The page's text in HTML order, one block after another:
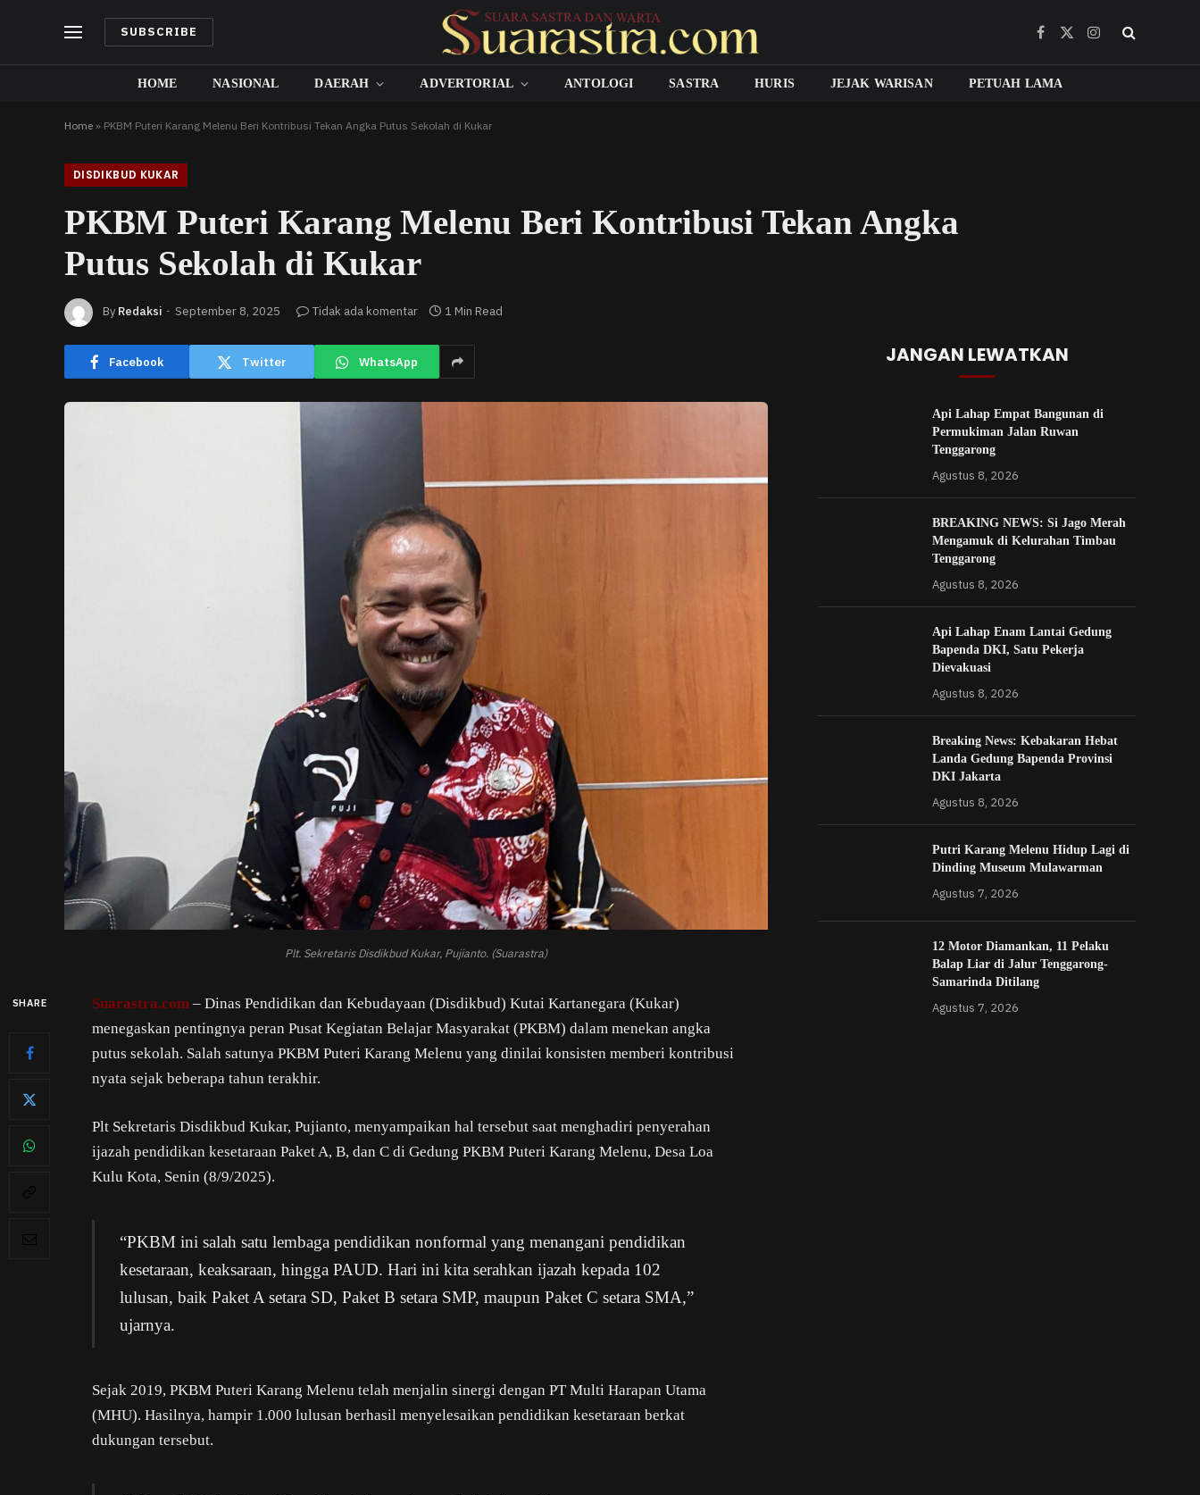
SUBSCRIBE Facebook
X
Instagram
HOME NASIONAL DAERAH ADVERTORIAL ANTOLOGI SASTRA HURIS JEJAK WARISAN PETUAH LAMA
Home » PKBM Puteri Karang Melenu Beri Kontribusi Tekan Angka Putus Sekolah di Kukar
DISDIKBUD KUKAR
PKBM Puteri Karang Melenu Beri Kontribusi Tekan Angka
Putus Sekolah di Kukar
By Redaksi September 8, 2025 Tidak ada komentar 1 Min Read
Facebook Twitter WhatsApp
Plt. Sekretaris Disdikbud Kukar, Pujianto. (Suarastra)
SHARE Suarastra.com – Dinas Pendidikan dan Kebudayaan (Disdikbud) Kutai Kartanegara (Kukar)
menegaskan pentingnya peran Pusat Kegiatan Belajar Masyarakat (PKBM) dalam menekan angka
putus sekolah. Salah satunya PKBM Puteri Karang Melenu yang dinilai konsisten memberi kontribusi
nyata sejak beberapa tahun terakhir.
Plt Sekretaris Disdikbud Kukar, Pujianto, menyampaikan hal tersebut saat menghadiri penyerahan
ijazah pendidikan kesetaraan Paket A, B, dan C di Gedung PKBM Puteri Karang Melenu, Desa Loa
Kulu Kota, Senin (8/9/2025).
“PKBM ini salah satu lembaga pendidikan nonformal yang menangani pendidikan
kesetaraan, keaksaraan, hingga PAUD. Hari ini kita serahkan ijazah kepada 102
lulusan, baik Paket A setara SD, Paket B setara SMP, maupun Paket C setara SMA,”
ujarnya.
Sejak 2019, PKBM Puteri Karang Melenu telah menjalin sinergi dengan PT Multi Harapan Utama
(MHU). Hasilnya, hampir 1.000 lulusan berhasil menyelesaikan pendidikan kesetaraan berkat
dukungan tersebut.
JANGAN LEWATKAN
Api Lahap Empat Bangunan di
Permukiman Jalan Ruwan
Tenggarong
Agustus 8, 2026
BREAKING NEWS: Si Jago Merah
Mengamuk di Kelurahan Timbau
Tenggarong
Agustus 8, 2026
Api Lahap Enam Lantai Gedung
Bapenda DKI, Satu Pekerja
Dievakuasi
Agustus 8, 2026
Breaking News: Kebakaran Hebat
Landa Gedung Bapenda Provinsi
DKI Jakarta
Agustus 8, 2026
Putri Karang Melenu Hidup Lagi di
Dinding Museum Mulawarman
Agustus 7, 2026
12 Motor Diamankan, 11 Pelaku
Balap Liar di Jalur Tenggarong-
Samarinda Ditilang
Agustus 7, 2026